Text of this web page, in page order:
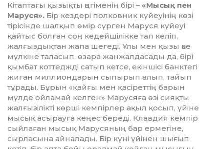
Кітаптағы қызықты әңгіменің бірі – «Мысық пен
Маруся». Бір кездері полковник күйеуінің көзі
тірісінде шалқып өмір сүрген Маруся күйеуі
қайтыс болған соң кедейшілікке тап келіп,
жалғыздықтан жапа шегеді. Ұлы мен қызы әке
мүлкіне та­ласып, өзара жанжалдасады да, бірі
қымбат коттеджді сатып кетсе, екіншісі банктегі
жиған миллиондарын сыпырып алып, тайып
тұрады. Бұрын «қайғы мен қасіреттің барын
мүлде ойламай келген» Марусяға өзі сияқты
жалғызілікті көрші кемпірлер ақыл қосып, үйіне
мысық асы­рау­ға кеңес береді. Клавдия кемпір
сый­ла­ған мысық Марусяның бар ермегіне,
сырласына айналады. Бір күні үйінен шы­ғып